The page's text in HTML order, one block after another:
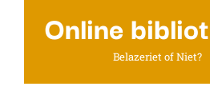
Online
Belazeriet of Niet?